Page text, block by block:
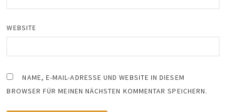
WEBSITE
NAME, E-MAIL-ADRESSE UND WEBSITE IN DIESEM
BROWSER FÜR MEINEN NÄCHSTEN KOMMENTAR SPEICHERN.